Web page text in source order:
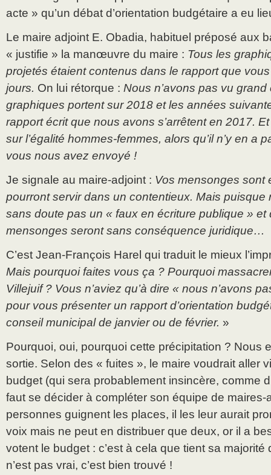
acte » qu’un débat d’orientation budgétaire a eu
Le maire adjoint E. Obadia, habituel préposé aux
« justifie » la manœuvre du maire : Tous les
projetés étaient contenus dans le rapport que
jours. On lui rétorque : Nous n’avons pas vu
graphiques portent sur 2018 et les années
rapport écrit que nous avons s’arrêtent en 2017.
sur l’égalité hommes-femmes, alors qu’il n’y en a
vous nous avez envoyé !
Je signale au maire-adjoint : Vos mensonges sont
pourront servir dans un contentieux. Mais puisque
sans doute pas un « faux en écriture publique » et
mensonges seront sans conséquence juridique…
C’est Jean-François Harel qui traduit le mieux
Mais pourquoi faites vous ça ? Pourquoi
Villejuif ? Vous n’aviez qu’à dire « nous n’avons
pour vous présenter un rapport d’orientation
conseil municipal de janvier ou de février. »
Pourquoi, oui, pourquoi cette précipitation ? Nous
sortie. Selon des « fuites », le maire voudrait aller
budget (qui sera probablement insincère, comme
faut se décider à compléter son équipe de maires-
personnes guignent les places, il les leur aurait
voix mais ne peut en distribuer que deux, or il a
votent le budget : c’est à cela que tient sa
n’est pas vrai, c’est bien trouvé !